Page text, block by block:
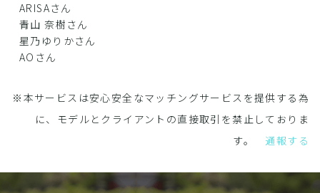
ARISAさん
青山 奈樹さん
星乃ゆりかさん
AOさん
※本サービスは安心安全なマッチングサービスを提供する為
に、モデルとクライアントの直接取引を禁止しておりま
す。通報する